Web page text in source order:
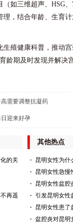
如三维超声、HSG
，结合年龄、生育
殖健康科普，推动
龄期及时发现并解决
需要调整抗凝药
迎来好孕
的关
再遥
其他热点
昆明女性为什
昆明女性急慢
昆明女性盆腔
引发昆明女性
昆明女性患了
盆腔炎对昆明